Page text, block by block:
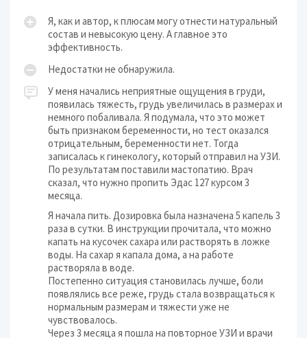
​Я, как и автор, к плюсам могу отнести натуральный
состав и невысокую цену. А главное это
эффективность.
Недостатки не обнаружила.
У меня начались неприятные ощущения в груди,
появилась тяжесть, грудь увеличилась в размерах и
немного побаливала. Я подумала, что это может
быть признаком беременности, но тест оказался
отрицательным, беременности нет. Тогда
записалась к гинекологу, который отправил на УЗИ.
По результатам поставили мастопатию. Врач
сказал, что нужно пропить Эдас 127 курсом 3
месяца.
Я начала пить. Дозировка была назначена 5 капель 3
раза в сутки. В инструкции прочитала, что можно
капать на кусочек сахара или растворять в ложке
воды. На сахар я капала дома, а на работе
растворяла в воде.
Постепенно ситуация становилась лучше, боли
появлялись все реже, грудь стала возвращаться к
нормальным размерам и тяжести уже не
чувствовалось.
Через 3 месяца я пошла на повторное УЗИ и врачи